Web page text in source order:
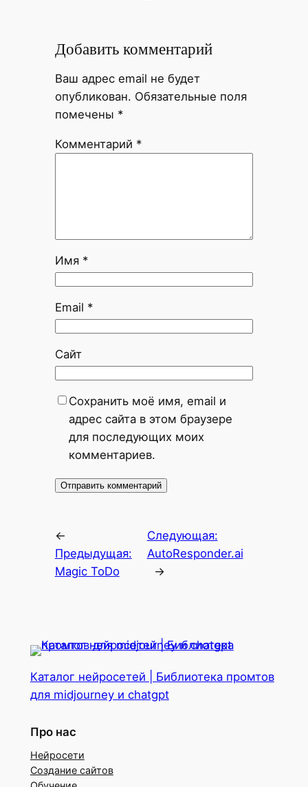
Добавить комментарий
Ваш адрес email не будет
опубликован. Обязательные поля
помечены *
Комментарий *
Имя *
Email *
Сайт
Сохранить моё имя, email и
адрес сайта в этом браузере
для последующих моих
комментариев.
←
Предыдущая:
Magic ToDo
Следующая:
AutoResponder.ai
→
Каталог нейросетей | Библиотека промтов
для midjourney и chatgpt
Про нас
Нейросети
Создание сайтов